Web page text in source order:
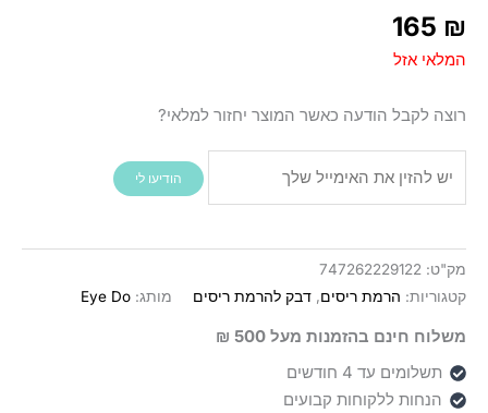
165 ₪
המלאי אזל
רוצה לקבל הודעה כאשר המוצר יחזור למלאי?
הודיעו לי
מק"ט: 747262229122
קטגוריות: הרמת ריסים, דבק להרמת ריסים מותג: Eye Do
משלוח חינם בהזמנות מעל 500 ₪
תשלומים עד 4 חודשים
הנחות ללקוחות קבועים